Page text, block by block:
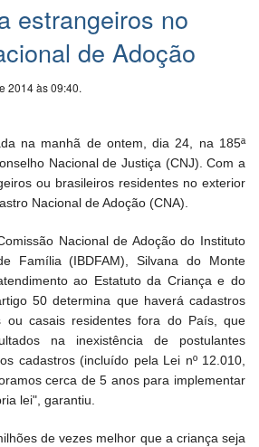
estrangeiros no
de Adoção
2014 às 09:40.
na manhã de ontem, dia 24, na 185ª
Nacional de Justiça (CNJ). Com a
ou brasileiros residentes no exterior
Nacional de Adoção (CNA).
Nacional de Adoção do Instituto
Família (IBDFAM), Silvana do Monte
ao Estatuto da Criança e do
50 determina que haverá cadastros
ou casais residentes fora do País, que
na inexistência de postulantes
cadastros (incluído pela Lei nº 12.010,
cerca de 5 anos para implementar
lei", garantiu.
de vezes melhor que a criança seja